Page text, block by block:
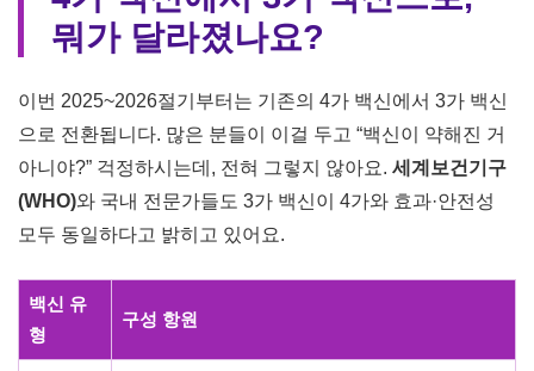
뭐가 달라졌나요?
이번 2025~2026절기부터는 기존의 4가 백신에서 3가 백신
으로 전환됩니다. 많은 분들이 이걸 두고 “백신이 약해진 거
아니야?” 걱정하시는데, 전혀 그렇지 않아요. 세계보건기구
(WHO)와 국내 전문가들도 3가 백신이 4가와 효과·안전성
모두 동일하다고 밝히고 있어요.
백신 유
형
구성 항원